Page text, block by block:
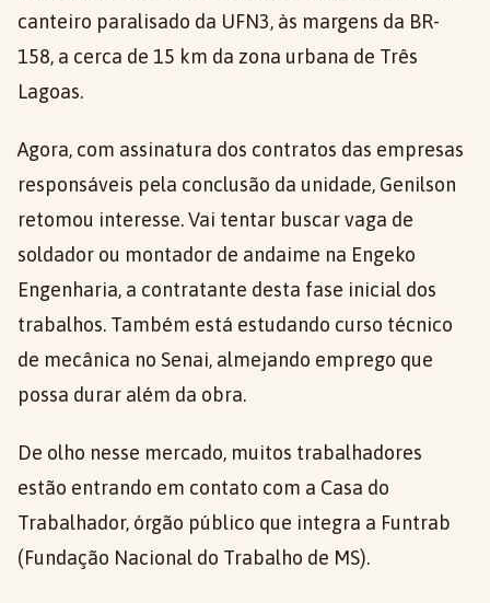
canteiro paralisado da UFN3, às margens da BR-
158, a cerca de 15 km da zona urbana de Três
Lagoas.
Agora, com assinatura dos contratos das empresas
responsáveis pela conclusão da unidade, Genilson
retomou interesse. Vai tentar buscar vaga de
soldador ou montador de andaime na Engeko
Engenharia, a contratante desta fase inicial dos
trabalhos. Também está estudando curso técnico
de mecânica no Senai, almejando emprego que
possa durar além da obra.
De olho nesse mercado, muitos trabalhadores
estão entrando em contato com a Casa do
Trabalhador, órgão público que integra a Funtrab
(Fundação Nacional do Trabalho de MS).